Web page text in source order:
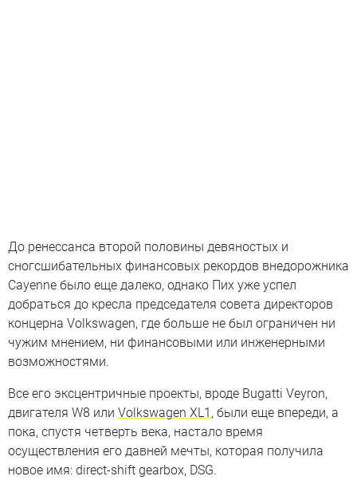
До ренессанса второй половины девяностых и
сногсшибательных финансовых рекордов внедорожника
Cayenne было еще далеко, однако Пих уже успел
добраться до кресла председателя совета директоров
концерна Volkswagen, где больше не был ограничен ни
чужим мнением, ни финансовыми или инженерными
возможностями.
Все его эксцентричные проекты, вроде Bugatti Veyron,
двигателя W8 или Volkswagen XL1 , были еще впереди, а
пока, спустя четверть века, настало время
осуществления его давней мечты, которая получила
новое имя: direct-shift gearbox, DSG.